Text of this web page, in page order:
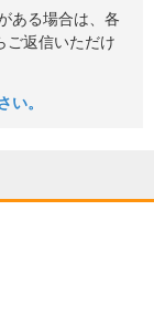
ある場合は、各
ご返信いただけ
い。